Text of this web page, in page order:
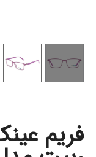
فریم